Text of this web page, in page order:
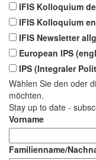
IFIS Kolloquium
IFIS Kolloquium
IFIS Newsletter
European IPS
IPS (Integraler
Wählen Sie den oder
möchten.
Stay up to date -
Vorname
Familienname/